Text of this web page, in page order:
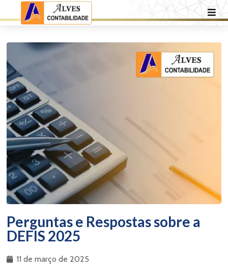
Perguntas e Respostas sobre a
DEFIS 2025
11 de março de 2025